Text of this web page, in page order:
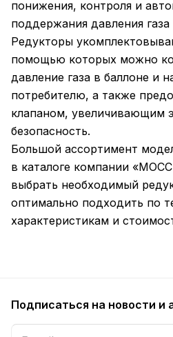
понижения, контроля и
поддержания давления
Редукторы
помощью которых можно
давление газа в баллоне и
потребителю, а также
клапаном, увеличивающим
безопасность.
Большой ассортимент
в каталоге компании
выбрать необходимый
оптимально подходить по
характеристикам и
Подписаться на новости и